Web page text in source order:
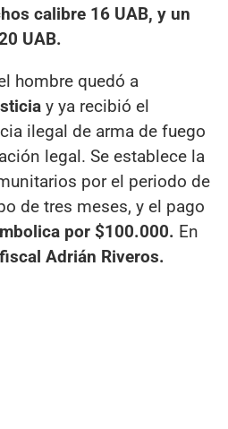
calibre 16 UAB, y un
UAB.
hombre quedó a
y ya recibió el
ilegal de arma de fuego
legal. Se establece la
por el periodo de
de tres meses, y el pago
por $100.000. En
fiscal Adrián Riveros.